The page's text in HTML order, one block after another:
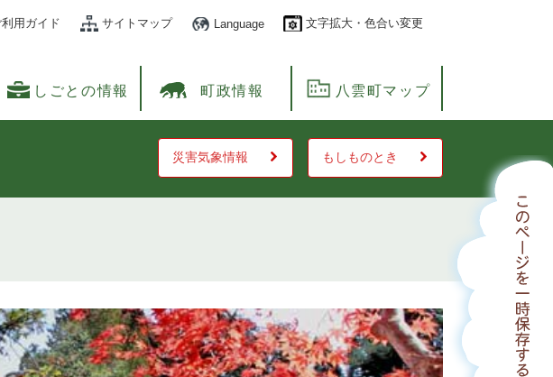
利用ガイド サイトマップ Language 文字拡大・色合い変更
しごとの情報 町政情報 八雲町マップ
災害気象情報 もしものとき